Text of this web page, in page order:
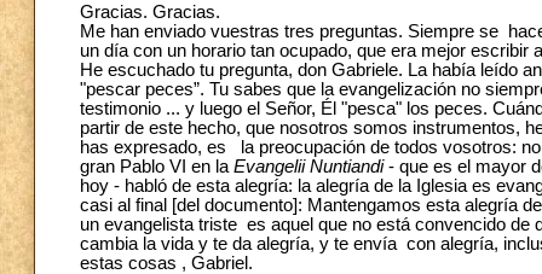
Gracias. Gracias.
Me han enviado vuestras tres preguntas. Siempre se
un día con un horario tan ocupado, que era mejor escribir
He escuchado tu pregunta, don Gabriele. La había leído
"pescar peces”. Tu sabes que la evangelización no
testimonio ... y luego el Señor, Él "pesca" los peces.
partir de este hecho, que nosotros somos instrumentos,
has expresado, es la preocupación de todos vosotros:
gran Pablo VI en la Evangelii Nuntiandi- que es el mayor
hoy - habló de esta alegría: la alegría de la Iglesia es
casi al final [del documento]: Mantengamos esta alegría
un evangelista triste es aquel que no está convencido
cambia la vida y te da alegría, y te envía con alegría,
estas cosas , Gabriel.